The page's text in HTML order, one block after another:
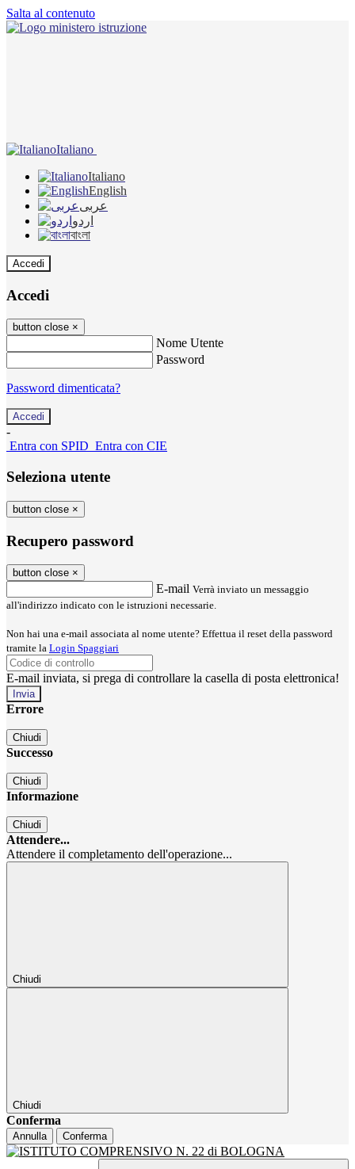
Salta al contenuto
Italiano
Italiano
English
عربى
اردو
বাংলা
Accedi
Accedi
button close ×
Nome Utente
Password
Password dimenticata?
-
Entra con SPID Entra con CIE
Seleziona utente
button close ×
Recupero password
button close ×
E-mail Verrà inviato un messaggio
all'indirizzo indicato con le istruzioni necessarie.
Non hai una e-mail associata al nome utente? Effettua il reset della password
tramite la Login Spaggiari
E-mail inviata, si prega di controllare la casella di posta elettronica!
Errore
Chiudi
Successo
Chiudi
Informazione
Chiudi
Attendere...
Attendere il completamento dell'operazione...
Chiudi
Chiudi
Conferma
Annulla Conferma